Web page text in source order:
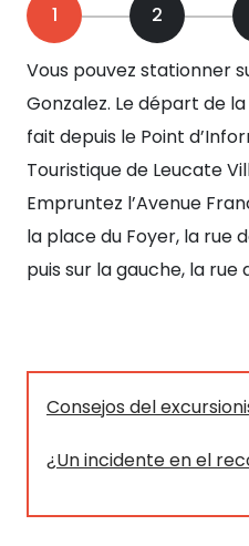
1 2
Vous pouvez stationner
Gonzalez. Le départ de
fait depuis le Point
Touristique de Leucate
Empruntez l’Avenue
la place du Foyer, la rue
puis sur la gauche, la rue
Consejos del
¿Un incidente en el